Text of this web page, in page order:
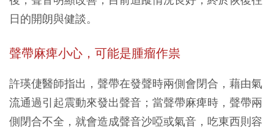
日的開朗與健談。
聲帶麻痺小心，可能是腫瘤作祟
許瑛倢醫師指出，聲帶在發聲時兩側會閉合，藉由氣
流通過引起震動來發出聲音；當聲帶麻痺時，聲帶兩
側閉合不全，就會造成聲音沙啞或氣音，吃東西則容